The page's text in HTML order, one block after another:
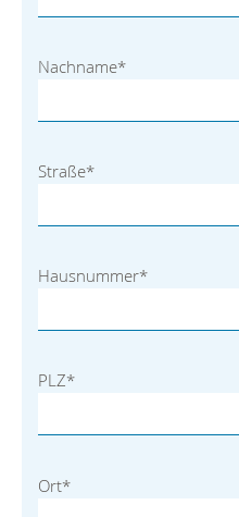
Nachname*
Straße*
Hausnummer*
PLZ*
Ort*